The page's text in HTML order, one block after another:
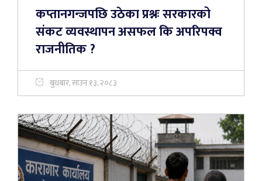
कप्तानगन्जपछि उठेका प्रश्नः सरकारको
संकट व्यवस्थापन असफल कि अपरिपक्व
राजनीतिक ?
बुधबार, साउन १३, २०८३